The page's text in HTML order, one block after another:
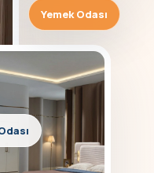
Yemek Odası